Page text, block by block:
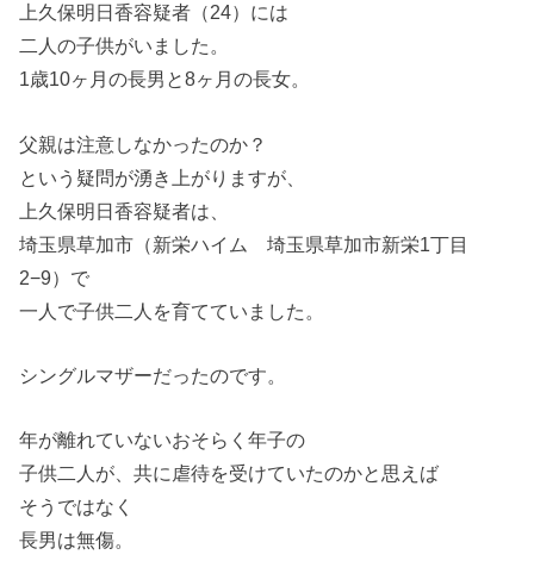
上久保明日香容疑者（24）には
二人の子供がいました。
1歳10ヶ月の長男と8ヶ月の長女。
父親は注意しなかったのか？
という疑問が湧き上がりますが、
上久保明日香容疑者は、
埼玉県草加市（新栄ハイム 埼玉県草加市新栄1丁目
2−9）で
一人で子供二人を育てていました。
シングルマザーだったのです。
年が離れていないおそらく年子の
子供二人が、共に虐待を受けていたのかと思えば
そうではなく
長男は無傷。